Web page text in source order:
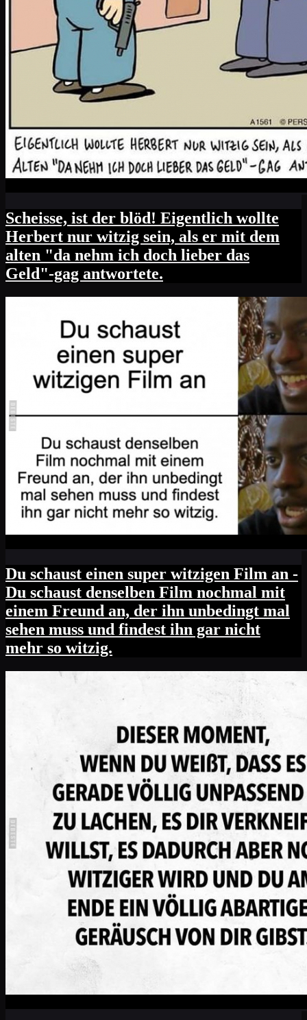
Scheisse, ist der blöd! Eigentlich wollte
Herbert nur witzig sein, als er mit dem
alten "da nehm ich doch lieber das
Geld"-gag antwortete.
Du schaust einen super witzigen Film an -
Du schaust denselben Film nochmal mit
einem Freund an, der ihn unbedingt mal
sehen muss und findest ihn gar nicht
mehr so witzig.